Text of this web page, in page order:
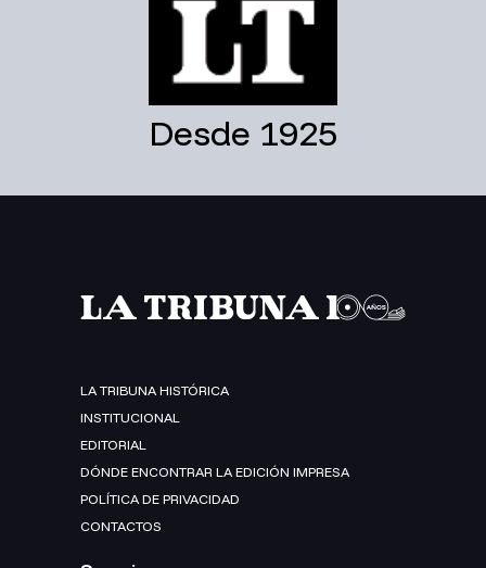
Desde 1925
LA TRIBUNA HISTÓRICA
INSTITUCIONAL
EDITORIAL
DÓNDE ENCONTRAR LA EDICIÓN IMPRESA
POLÍTICA DE PRIVACIDAD
CONTACTOS